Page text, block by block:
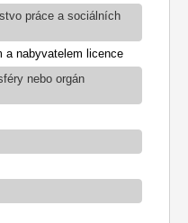
práce a sociálních
a nabyvatelem licence
nebo orgán